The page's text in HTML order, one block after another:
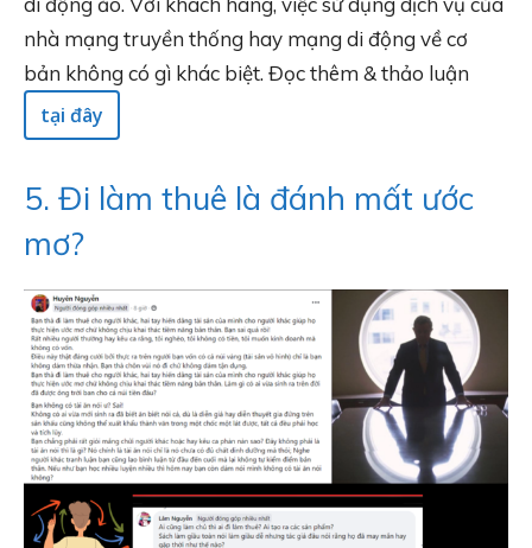
nhà mạng truyền thống hay mạng di động về cơ
bản không có gì khác biệt. Đọc thêm & thảo luận
tại đây
5. Đi làm thuê là đánh mất ước
mơ?